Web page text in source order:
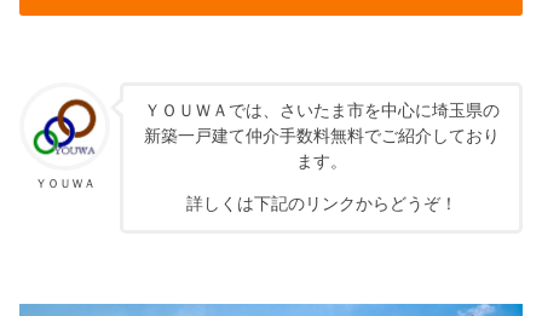
ＹＯＵＷＡ
ＹＯＵＷＡでは、さいたま市を中心に埼玉県の
新築一戸建て仲介手数料無料でご紹介しており
ます。
詳しくは下記のリンクからどうぞ！